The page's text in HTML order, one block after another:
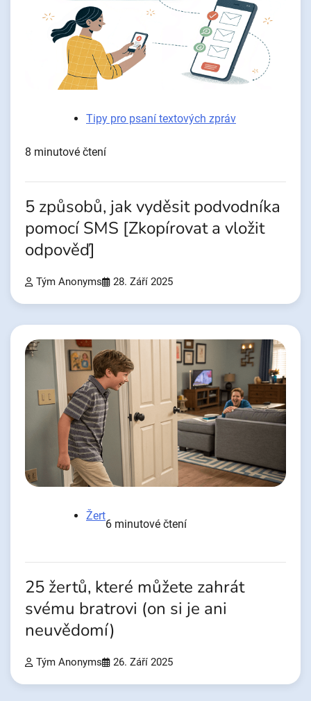
Tipy pro psaní textových zpráv
8 minutové čtení
5 způsobů, jak vyděsit podvodníka
pomocí SMS [Zkopírovat a vložit
odpověď]
Tým Anonyms 28. Září 2025
Žert
6 minutové čtení
25 žertů, které můžete zahrát
svému bratrovi (on si je ani
neuvědomí)
Tým Anonyms 26. Září 2025